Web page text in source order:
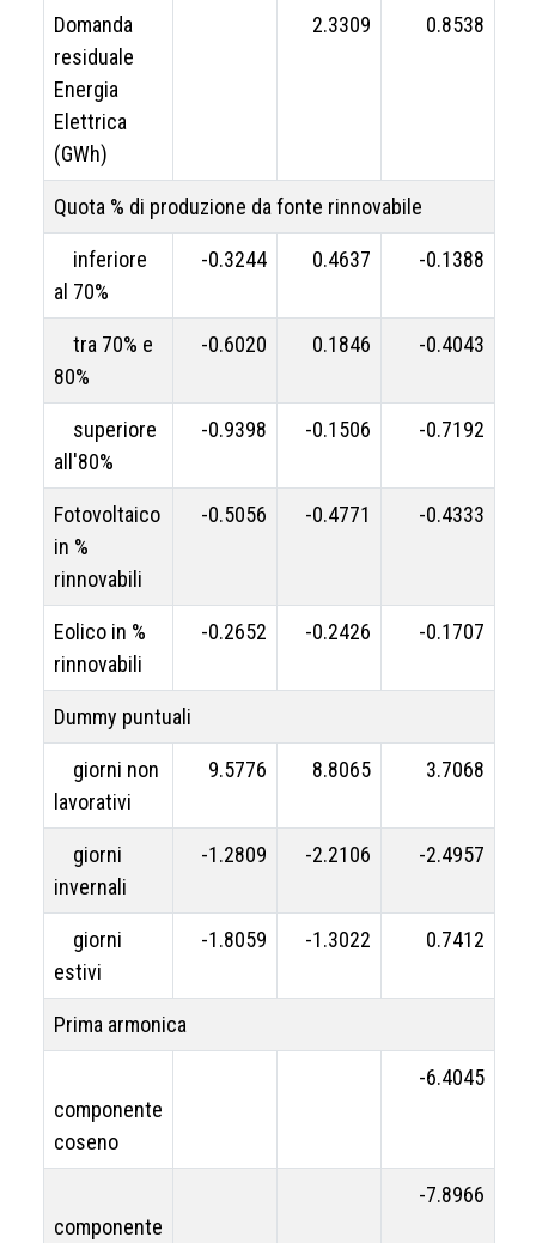
Domanda
residuale
Energia
Elettrica
(GWh)
2.3309 0.8538
Quota % di produzione da fonte rinnovabile
inferiore
al 70%
-0.3244 0.4637 -0.1388
tra 70% e
80%
-0.6020 0.1846 -0.4043
superiore
all'80%
-0.9398 -0.1506 -0.7192
Fotovoltaico
in %
rinnovabili
-0.5056 -0.4771 -0.4333
Eolico in %
rinnovabili
-0.2652 -0.2426 -0.1707
Dummy puntuali
giorni non
lavorativi
9.5776 8.8065 3.7068
giorni
invernali
-1.2809 -2.2106 -2.4957
giorni
estivi
-1.8059 -1.3022 0.7412
Prima armonica
componente
coseno
-6.4045
componente
-7.8966